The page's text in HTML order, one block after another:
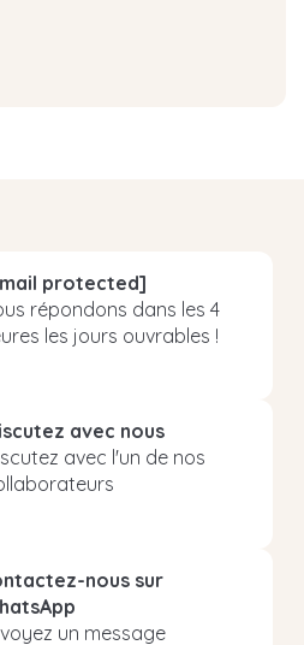
protected]
répondons dans les 4
les jours ouvrables !
avec nous
avec l'un de nos
nous sur
un message